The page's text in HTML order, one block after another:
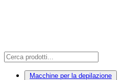
Macchine per la depilazione